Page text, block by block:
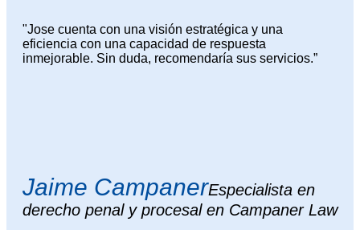
"Jose cuenta con una visión estratégica y una
eficiencia con una capacidad de respuesta
inmejorable. Sin duda, recomendaría sus servicios.”
Jaime CampanerEspecialista en
derecho penal y procesal en Campaner Law